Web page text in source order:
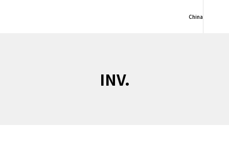
China
INV.